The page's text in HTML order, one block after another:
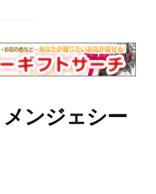
ンジェシー